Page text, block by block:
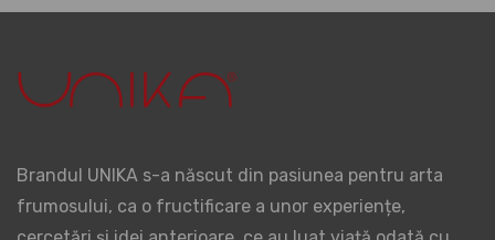
Brandul UNIKA s-a născut din pasiunea pentru arta
frumosului, ca o fructificare a unor experiențe,